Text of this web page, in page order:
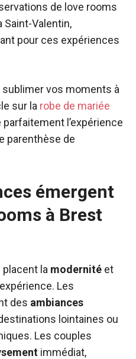
de love rooms
Saint-Valentin,
pour ces expériences
vos moments à
sur la robe de mariée
l’expérience
parenthèse de
émergent
à Brest
la modernité et
Les
des ambiances
lointaines ou
Les couples
immédiat,